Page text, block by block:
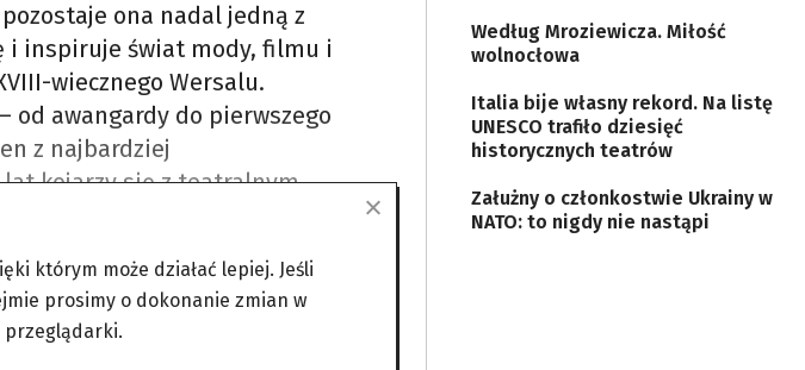
ona nadal jedną z
i inspiruje świat mody, filmu i
wiecznego Wersalu.
od awangardy do pierwszego
z najbardziej
lat kojarzy się z teatralnym
je na potrzeby
Według Mroziewicza. Miłość
wolnocłowa
Italia bije własny rekord. Na listę
UNESCO trafiło dziesięć
historycznych teatrów
Załużny o członkostwie Ukrainy w
NATO: to nigdy nie nastąpi
którym może działać lepiej. Jeśli
prosimy o dokonanie zmian w
przeglądarki.